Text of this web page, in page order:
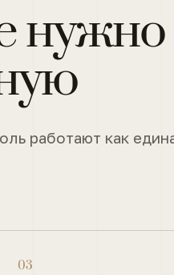
нужно
работают как
03